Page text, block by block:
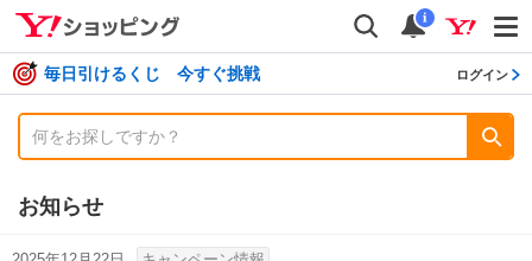
検索
通知
i
毎日引けるくじ 今すぐ挑戦 ログイン
お知らせ